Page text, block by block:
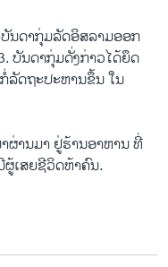
ນດາ​ກຸ່ມລັດ​ອິສລາມອອກ​
ບັນດາ​ກຸ່ມ​ດັ່ງ​ກ່າວ​ໄດ້​ຍຶດ​
ລັດຖະປະຫານ​ຂຶ້ນ ໃນ
ຜ່ານ​ມາ ຢູ່​ຮ້ານ​ອາຫານ ທີ່
ເສຍ​ຊີວິດ​ຫ້າ​ຄົນ.